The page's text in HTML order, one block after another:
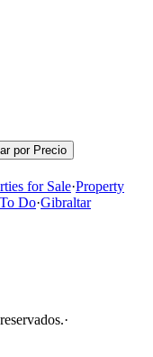
por Precio
for Sale·Property
Do·Gibraltar
·